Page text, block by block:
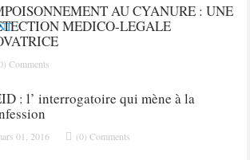
AU CYANURE : UNE
MEDICO-LEGALE
Comments
: l’ interrogatoire qui mène à la
01, 2016 (0) Comments